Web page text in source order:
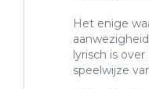
Het enige
lyrisch is
speelwijze